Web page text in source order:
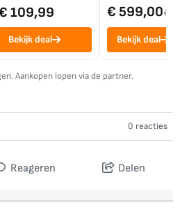
109,99
Bekijk deal
€ 599,00€
Bekijk deal
Aankopen lopen via de partner.
0 reacties
Reageren Delen